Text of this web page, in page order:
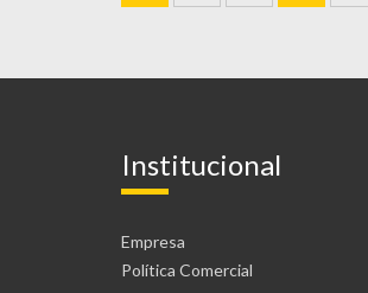
Institucional
Empresa
Política Comercial